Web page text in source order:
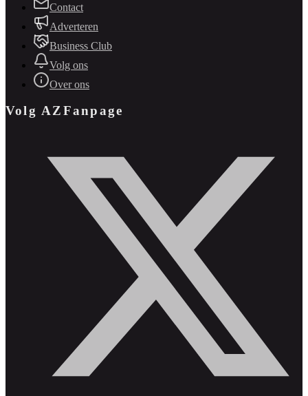
Contact
Adverteren
Business Club
Volg ons
Over ons
Volg AZFanpage